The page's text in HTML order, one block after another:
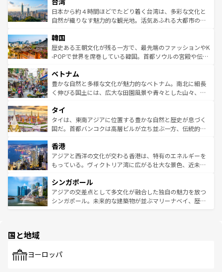
ク、伝統的なフラダンスなど、すべてがハワイの魅力を彩
っている。訪れるたびに新しい発見と感動が待っているハ
はコンテンツ一覧
リアリーフや大陸中央部にそびえるウルル（エアーズロッ
ク）、タスマニアの美しい原生林やケアンズの熱帯雨林な
ど、見どころがたくさん。また、カフェやワイン、オージ
いる。アクティビティも充実しており、サーフィンやダイ
ビング、ハイキングなど、アウトドア好きにはたまらな
い。オーストラリアの多彩な魅力を存分に味わいつくそ
参照してほしい。
日本から約４時間ほどでたどり着く台湾は、多彩な文化と
自然が織りなす魅力的な観光地。活気あふれる大都市の台
ン）、静ひつな山岳地帯である台湾東部など、都市の喧騒
と山間の静けさが共存しており、訪れる人に新しい発見と
驚きをもたらしてくれる。また、奥深い台湾の食文化も魅
容にもいいと評判のスイーツなど、バラエティ豊かな料理
が味わえる。 なお、新着の台湾情報は コンテンツ一覧を参
照してほしい。
韓国
歴史ある王朝文化が残る一方で、最先端のファッションやK
-POPで世界を席巻している韓国。首都ソウルの宮殿や伝統
き、地方に足を延ばせば四季折々の自然美を楽しむことが
できる。そして、キムチや焼肉、絶品のストリートフード
まで、さまざまな韓国料理が待っている。夜には、韓国な
リティに包まれながら、韓国の多彩な魅力を心ゆくまで味
わってみてほしい。 なお、新着の韓国情報はコンテンツ一
覧を参照してほしい。
ベトナム
豊かな自然と多様な文化が魅力的なベトナム。南北に細長
く伸びる国土には、広大な田園風景や青々とした山々、世
急速な発展と共に伝統が息づく。ハノイの古い町並みやホ
ーチミン市のフランス統治時代の建物も、独特の雰囲気を
醸し出している。また、バラエティの豊かさとおいしさで
とつ。フォーやバインミー、ベトナムコーヒーなどは、ぜ
ひ現地で味わいたい。どの地域を訪れてもあたたかい人々
が旅行者を迎えてくれるので、きっと忘れられない旅にな
参照してほしい。
タイ
タイは、東南アジアに位置する豊かな自然と歴史が息づく
国だ。首都バンコクは高層ビルが立ち並ぶ一方、伝統的な
の活気が交差している。北部ではチェンマイなどの山岳地
帯で自然と触れ合い、南部ではプーケットやクラビの美し
いビーチでリゾート気分を楽しむことができる。タイ料理
激する。気候は一年中温暖で、どの季節にも異なる楽しみ
が待っている。親しみやすいタイの人々、仏教を中心とし
た文化、そして多様な観光資源が、訪れる旅人を魅了し続
香港
アジアと西洋の文化が交わる香港は、特有のエネルギーを
もっている。ヴィクトリア湾に広がる壮大な景色、近未来
み、どこを訪れても感動するはず。観光スポットが密集し
ており、効率よく見どころを回れるのも魅力。息をのむよ
うな絶景から文化的な体験まで、香港を存分に楽しみ尽く
シンガポール
アジアの交差点として多文化が融合した独自の魅力を放つ
シンガポール。未来的な建築物が並ぶマリーナベイ、歴史
で、ホーカーズは地元の風情を楽しめる外せないスポット
国と地域
ヨーロッパ